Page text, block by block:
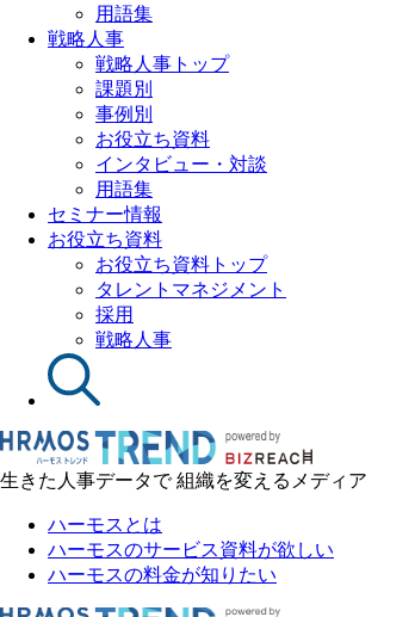
用語集
戦略人事
戦略人事トップ
課題別
事例別
お役立ち資料
インタビュー・対談
用語集
セミナー情報
お役立ち資料
お役立ち資料トップ
タレントマネジメント
採用
戦略人事
生きた人事データで 組織を変えるメディア
ハーモスとは
ハーモスのサービス資料が欲しい
ハーモスの料金が知りたい